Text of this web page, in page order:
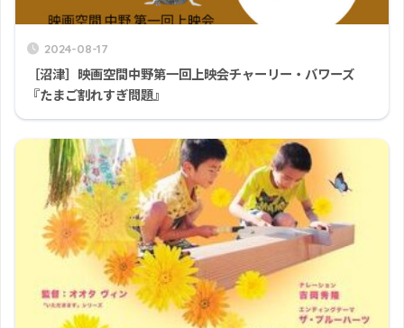
2024-08-17
［沼津］映画空間中野第一回上映会チャーリー・バワーズ
『たまご割れすぎ問題』